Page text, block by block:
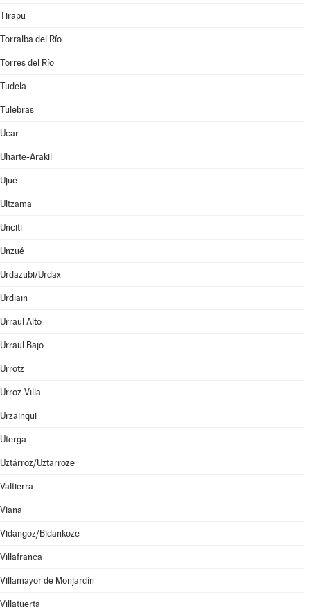
Tirapu
Torralba del Río
Torres del Río
Tudela
Tulebras
Ucar
Uharte-Arakil
Ujué
Ultzama
Unciti
Unzué
Urdazubi/Urdax
Urdiain
Urraul Alto
Urraul Bajo
Urrotz
Urroz-Villa
Urzainqui
Uterga
Uztárroz/Uztarroze
Valtierra
Viana
Vidángoz/Bidankoze
Villafranca
Villamayor de Monjardín
Villatuerta